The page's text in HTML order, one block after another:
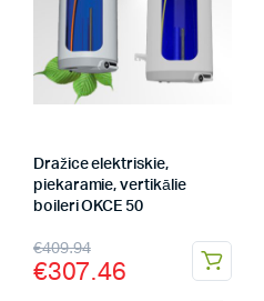
Dražice elektriskie,
piekaramie, vertikālie
boileri OKCE 50
€409.94
€307.46